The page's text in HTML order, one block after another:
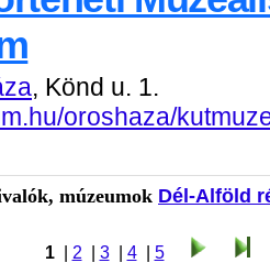
, Könd u. 1.
oroshaza/
múzeumok Dél-Alföld
1| 2 3| 4| 5